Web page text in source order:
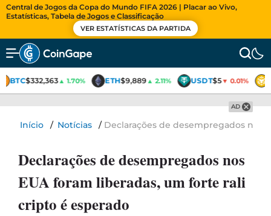
Central de Jogos da Copa do Mundo FIFA 2026 | Placar ao Vivo,
Estatísticas, Tabela de Jogos e Classificação
VER ESTATÍSTICAS DA PARTIDA
BTC$332,363▲ 1.70% ETH$9,889▲ 2.11% USDT$5▼ 0.01%
AD
Início / Notícias / Declarações de desempregados nos
Declarações de desempregados nos
EUA foram liberadas, um forte rali
cripto é esperado